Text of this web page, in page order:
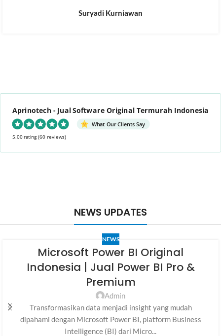
Suryadi Kurniawan
Aprinotech - Jual Software Original Termurah Indonesia
What Our Clients Say
5.00 rating(60 reviews)
NEWS UPDATES
NEWS
Microsoft Power BI Original
Indonesia | Jual Power BI Pro &
Premium
Admin
Transformasikan data menjadi insight yang mudah
dipahami dengan Microsoft Power BI, platform Business
Intelligence (BI) dari Micro...